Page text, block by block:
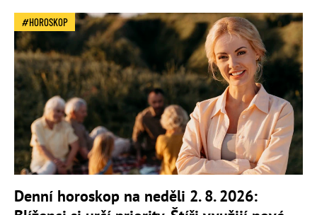
HOROSKOP
Denní horoskop na neděli 2. 8. 2026: